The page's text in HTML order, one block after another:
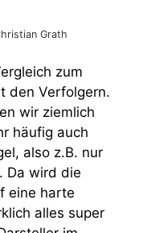
Grath
zum
den Verfolgern.
wir ziemlich
häufig auch
also z.B. nur
Da wird die
eine harte
alles super